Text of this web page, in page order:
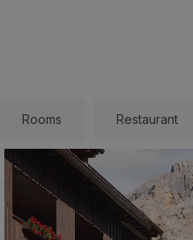
Rooms Restaurant